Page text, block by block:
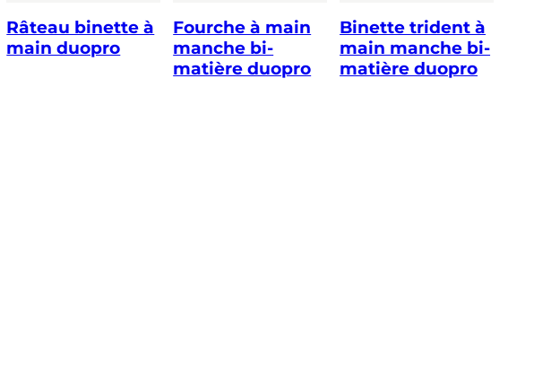
Râteau binette à
main duopro
Fourche à main
manche bi-
matière duopro
Binette trident à
main manche bi-
matière duopro